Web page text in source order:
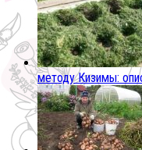
методу Кизимы: